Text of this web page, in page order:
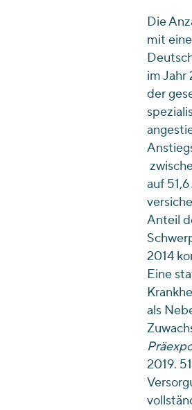
Die
mit
im Jahr
der
auf
Anteil
2014
Eine
als
2019.